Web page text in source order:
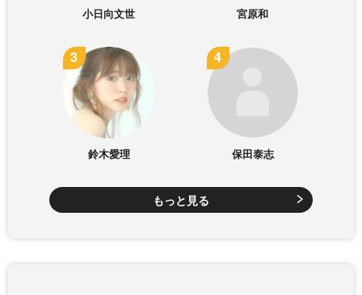
小日向文世 宮原和
鈴木愛理 保田泰志
もっと見る